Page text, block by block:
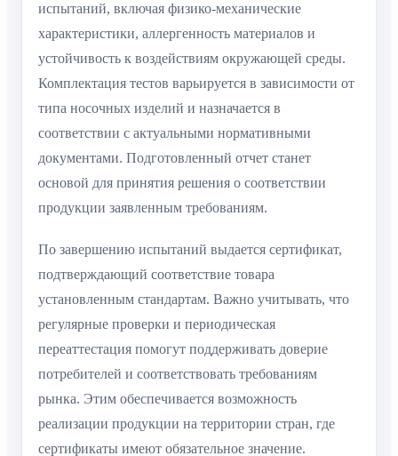
испытаний, включая физико-механические
характеристики, аллергенность материалов и
устойчивость к воздействиям окружающей среды.
Комплектация тестов варьируется в зависимости от
типа носочных изделий и назначается в
соответствии с актуальными нормативными
документами. Подготовленный отчет станет
основой для принятия решения о соответствии
продукции заявленным требованиям.
По завершению испытаний выдается сертификат,
подтверждающий соответствие товара
установленным стандартам. Важно учитывать, что
регулярные проверки и периодическая
переаттестация помогут поддерживать доверие
потребителей и соответствовать требованиям
рынка. Этим обеспечивается возможность
реализации продукции на территории стран, где
сертификаты имеют обязательное значение.